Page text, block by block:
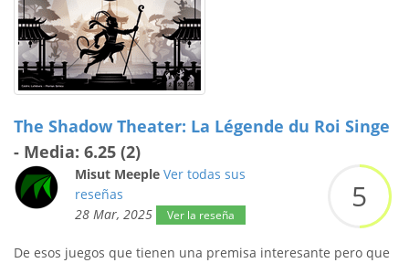
The Shadow Theater: La Légende du Roi Singe
- Media: 6.25 (2)
Misut Meeple Ver todas sus
reseñas
28 Mar, 2025
Ver la reseña
5
De esos juegos que tienen una premisa interesante pero que